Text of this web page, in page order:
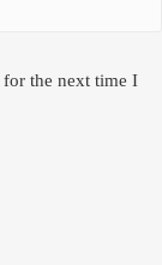
for the next time I